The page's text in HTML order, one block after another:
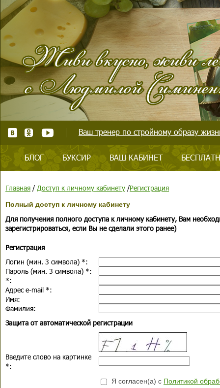
Ваш тренер по стройному образу
БЛОГ БУКСИР ВАШ КАБИНЕТ
Главная / Доступ к личному кабинету /Регистрация
Полный доступ к личному кабинету
Для получения полного доступа к личному кабинету, Вам
зарегистрироваться, если Вы не сделали этого ранее)
Регистрация
Логин (мин. 3 символа) *:
Пароль (мин. 3 символа) *:
*:
Адрес e-mail *:
Имя:
Фамилия:
Защита от автоматической регистрации
Введите слово на картинке
*:
Я согласен(а) с Политикой